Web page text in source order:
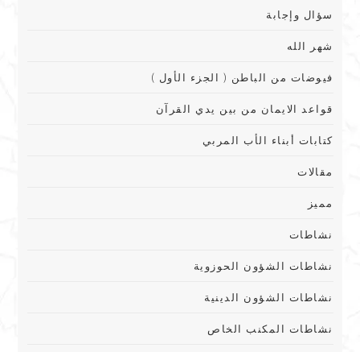
سؤال وإجابة
شهر الله
فيوضات من الباطن ( الجزء الأول )
قواعد الايمان من بين يدي القرآن
كتابات أبناء الأب المربي
مقالات
مميز
نشاطات
نشاطات الشؤون الحوزوية
نشاطات الشؤون الدينية
نشاطات المكنب الخاص